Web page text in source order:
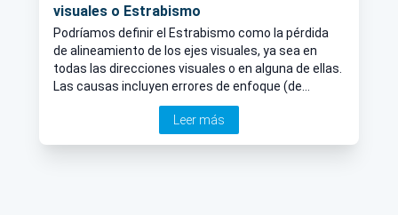
visuales o Estrabismo
Podríamos definir el Estrabismo como la pérdida
de alineamiento de los ejes visuales, ya sea en
todas las direcciones visuales o en alguna de ellas.
Las causas incluyen errores de enfoque (de
refracción) y desequilibrio de los músculos que
controlan el movimiento ocular.
Leer más